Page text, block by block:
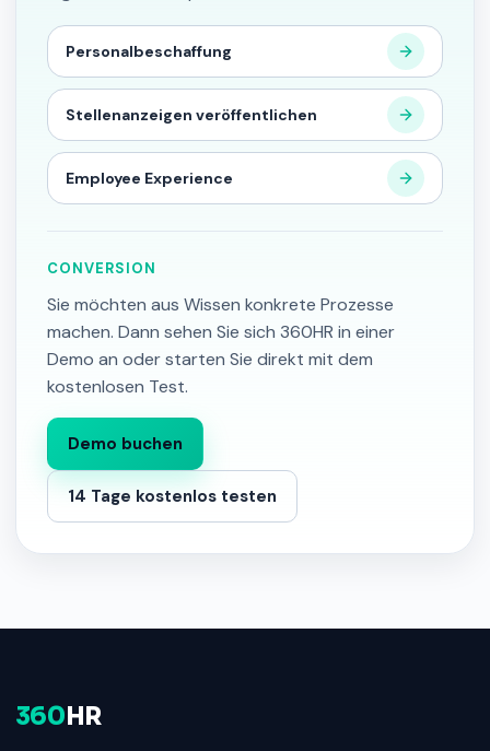
Personalbeschaffung
Stellenanzeigen veröffentlichen
Employee Experience
CONVERSION
Sie möchten aus Wissen konkrete Prozesse
machen. Dann sehen Sie sich 360HR in einer
Demo an oder starten Sie direkt mit dem
kostenlosen Test.
Demo buchen
14 Tage kostenlos testen
360 HR